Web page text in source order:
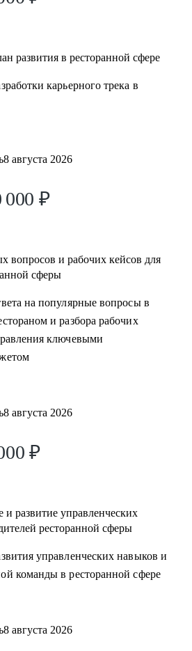
и менеджерам ресторанов
развития в ресторанной сфере
карьерного трека в
8 августа 2026
000 ₽
вопросов и рабочих кейсов для
сферы
на популярные вопросы в
и разбора рабочих
ключевыми
8 августа 2026
₽
и развитие управленческих
ресторанной сферы
управленческих навыков и
команды в ресторанной сфере
8 августа 2026